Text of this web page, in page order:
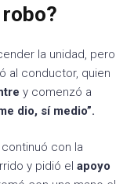
la unidad, pero
al conductor, quien
y comenzó a
dio, sí medio”.
con la
y pidió el apoyo